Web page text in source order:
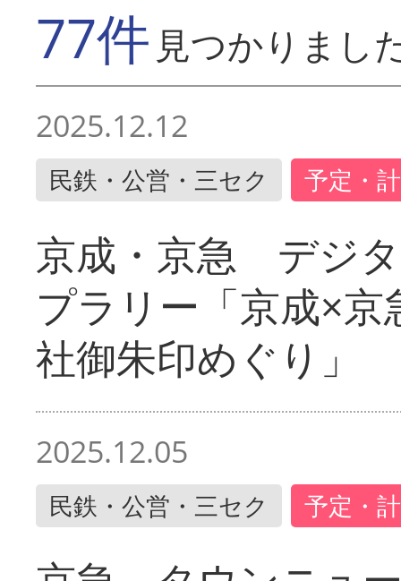
77件 見つかりまし
2025.12.12
民鉄・公営・三セク 予定・
京成・京急 デジ
プラリー「京成×
社御朱印めぐり」
2025.12.05
民鉄・公営・三セク 予定・